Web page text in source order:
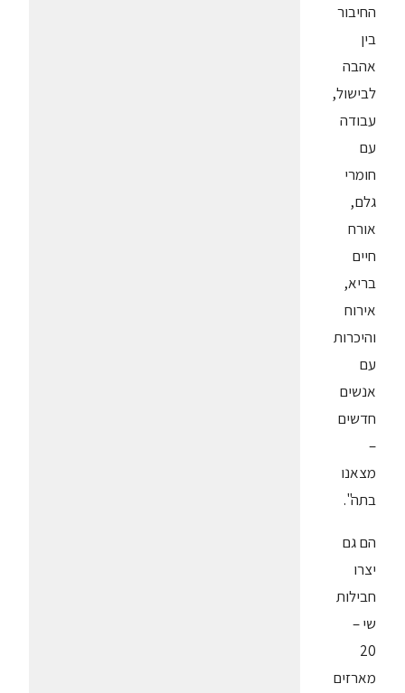
החיבור
בין
אהבה
לבישול,
עבודה
עם
חומרי
גלם,
אורח
חיים
בריא,
אירוח
והיכרות
עם
אנשים
חדשים
–
מצאנו
בתה".
הם גם
יצרו
חבילות
שי –
20
מארזים